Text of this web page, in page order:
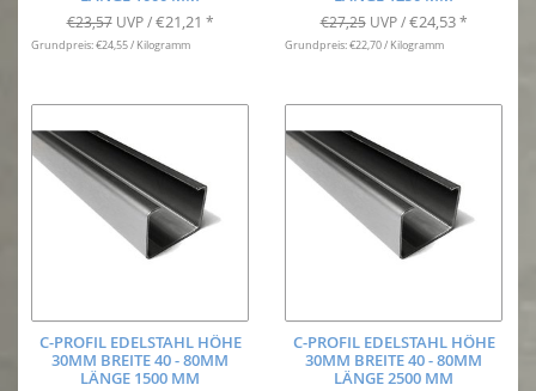
€23,57 UVP /€21,21 *
Grundpreis: €24,55 / Kilogramm
€27,25 UVP /€24,53 *
Grundpreis: €22,70 / Kilogramm
C-PROFIL EDELSTAHL HÖHE
30MM BREITE 40 - 80MM
LÄNGE 1500 MM
C-PROFIL EDELSTAHL HÖHE
30MM BREITE 40 - 80MM
LÄNGE 2500 MM